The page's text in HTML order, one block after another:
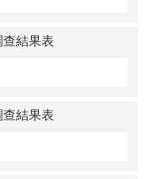
結果表
結果表